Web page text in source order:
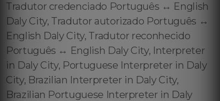
Tradutor credenciado Português ↔️ English
Daly City, Tradutor autorizado Português ↔️
English Daly City, Tradutor reconhecido
Português ↔️ English Daly City, Interpreter
in Daly City, Portuguese Interpreter in Daly
City, Brazilian Interpreter in Daly City,
Brazilian Portuguese Interpreter in Daly